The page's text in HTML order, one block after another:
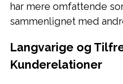
har mere omfattende
sammenlignet med
Langvarige og
Kunderelationer